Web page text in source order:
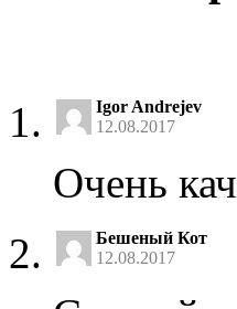
Igor Andrejev
12.08.2017
Очень
Бешеный Кот
12.08.2017